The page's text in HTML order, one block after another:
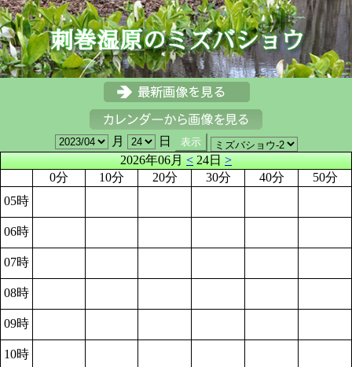
月
日
2026年06月<24日>
0分
10分 20分 30分 40分
50分
05時
06時
07時
08時
09時
10時